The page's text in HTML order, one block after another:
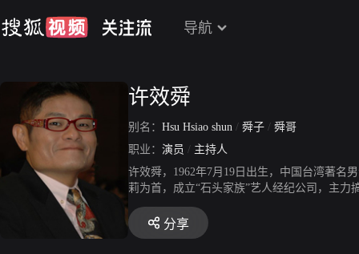
导航
许效舜
别名： Hsu Hsiao shun / 舜子 / 舜哥
职业： 演员 / 主持人
许效舜，1962年7月19日出生，中国台湾著名
莉为首，成立“石头家族”艺人经纪公司，主
纪实节目主持人奖提名。
分享